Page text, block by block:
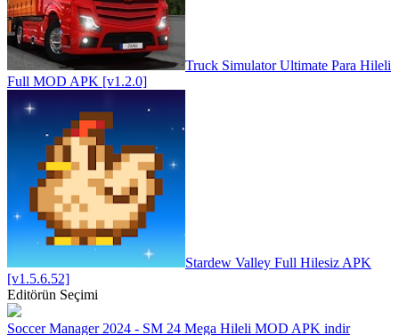
Truck Simulator Ultimate Para Hileli
Full MOD APK [v1.2.0]
Stardew Valley Full Hilesiz APK
[v1.5.6.52]
Editörün Seçimi
Soccer Manager 2024 - SM 24 Mega Hileli MOD APK indir